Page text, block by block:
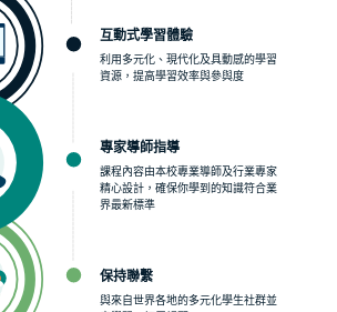
互動式學習體驗
利用多元化、現代化及具動感的學習
資源，提高學習效率與參與度
專家導師指導
課程內容由本校專業導師及行業專家
精心設計，確保你學到的知識符合業
界最新標準
保持聯繫
與來自世界各地的多元化學生社群並